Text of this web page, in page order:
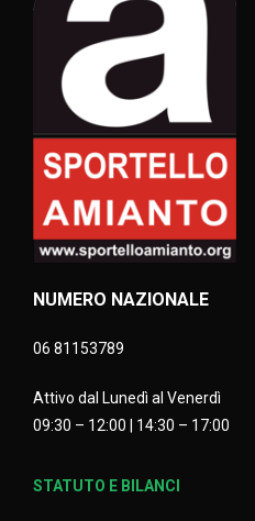
NUMERO NAZIONALE
06 81153789
Attivo dal Lunedì al Venerdì
09:30 – 12:00 | 14:30 – 17:00
STATUTO E BILANCI